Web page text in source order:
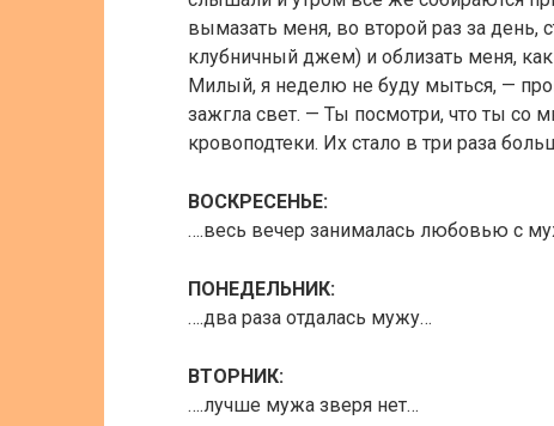
вымазать меня, во второй раз за
клубничный джем) и облизать меня,
Милый, я неделю не буду мыться, —
зажгла свет. — Ты посмотри, что ты со
кровоподтеки. Их стало в три раза
ВОСКРЕСЕНЬЕ:
….весь вечер занималась любовью с
ПОНЕДЕЛЬНИК:
….два раза отдалась мужу…
ВТОРНИК:
….лучше мужа зверя нет…